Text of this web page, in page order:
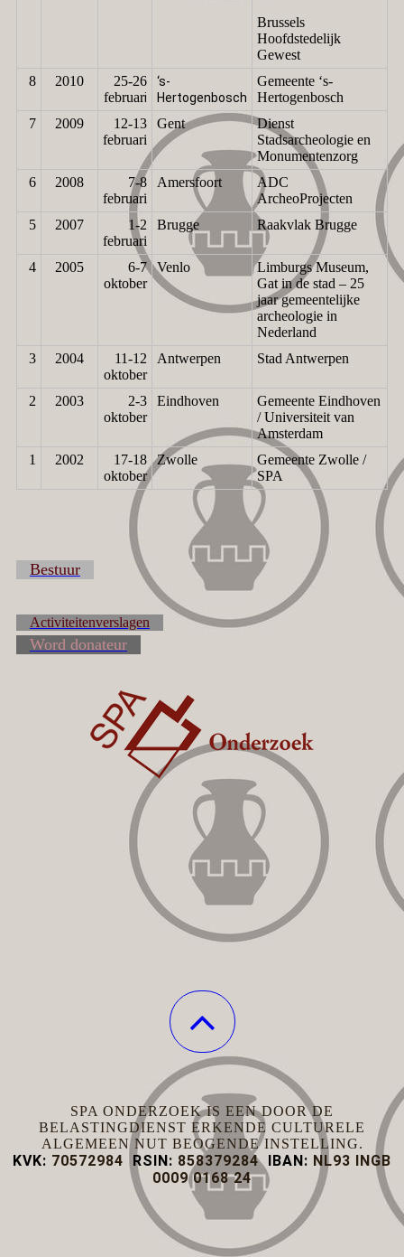
Brussels
Hoofdstedelijk
Gewest
8
2010
25-26
februari
‘s-
Hertogenbosch
Gemeente ‘s-
Hertogenbosch
7
2009
12-13
februari
Gent
Dienst
Stadsarcheologie en
Monumentenzorg
6
2008
7-8
februari
Amersfoort
ADC
ArcheoProjecten
5
2007
1-2
februari
Brugge Raakvlak Brugge
4 2005
6-7
oktober
Venlo
Limburgs Museum,
Gat in de stad – 25
jaar gemeentelijke
archeologie in
Nederland
3
2004
11-12
oktober
Antwerpen Stad Antwerpen
2 2003
2-3
oktober
Eindhoven
Gemeente Eindhoven
/ Universiteit van
Amsterdam
1
2002
17-18
oktober
Zwolle
Gemeente Zwolle /
SPA
Bestuur
Activiteitenverslagen
Word donateur
SPA ONDERZOEK IS EEN DOOR DE
BELASTINGDIENST ERKENDE CULTURELE
ALGEMEEN NUT BEOGENDE INSTELLING.
KVK: 70572984 RSIN: 858379284IBAN: NL93 INGB
0009 0168 24